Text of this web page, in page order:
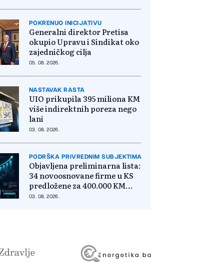
POKRENUO INICIJATIVU
Generalni direktor Pretisa
okupio Upravu i Sindikat oko
zajedničkog cilja
05. 08. 2026.
NASTAVAK RASTA
UIO prikupila 395 miliona KM
više indirektnih poreza nego
lani
03. 08. 2026.
PODRŠKA PRIVREDNIM SUBJEKTIMA
Objavljena preliminarna lista:
34 novoosnovane firme u KS
predložene za 400.000 KM
poticaja
03. 08. 2026.